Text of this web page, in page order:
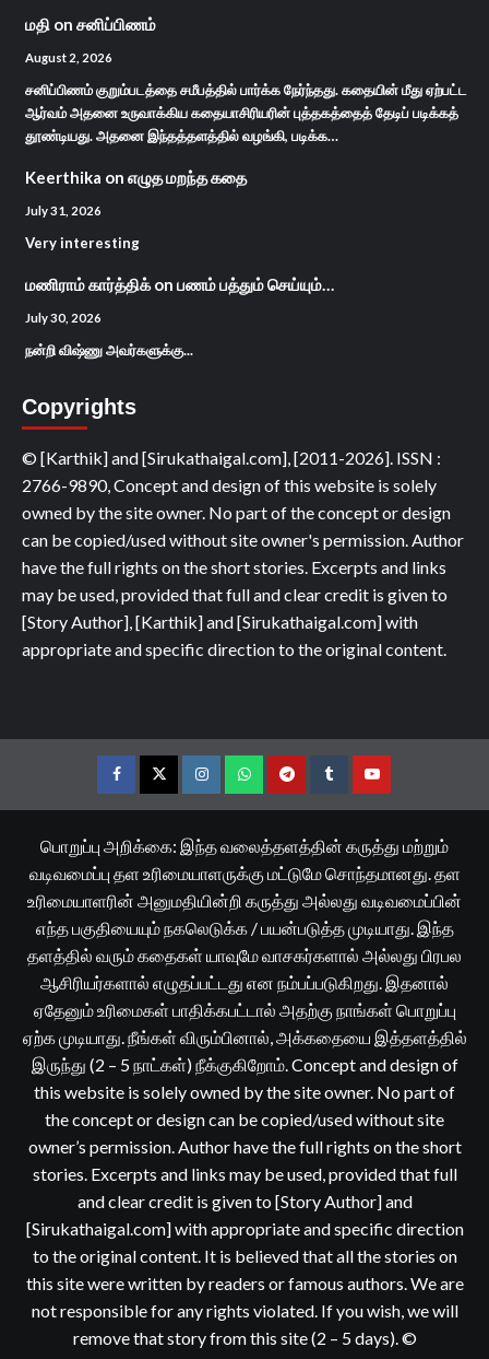
மதி on சனிப்பிணம்
August 2, 2026
சனிப்பிணம் குறும்படத்தை சமீபத்தில் பார்க்க நேர்ந்தது. கதையின் மீது ஏற்பட்ட
ஆர்வம் அதனை உருவாக்கிய கதையாசிரியரின் புத்தகத்தைத் தேடிப் படிக்கத்
தூண்டியது. அதனை இந்தத்தளத்தில் வழங்கி, படிக்க…
Keerthika on எழுத மறந்த கதை
July 31, 2026
Very interesting
மணிராம் கார்த்திக்on பணம் பத்தும் செய்யும்…
July 30, 2026
நன்றி விஷ்ணு அவர்களுக்கு...
Copyrights
© [Karthik] and [Sirukathaigal.com], [2011-2026]. ISSN :
2766-9890, Concept and design of this website is solely
owned by the site owner. No part of the concept or design
can be copied/used without site owner's permission. Author
have the full rights on the short stories. Excerpts and links
may be used, provided that full and clear credit is given to
[Story Author], [Karthik] and [Sirukathaigal.com] with
appropriate and specific direction to the original content.
FacebookTwitterInstagramWhatsappTelegramTumblrYouTube
பொறுப்பு அறிக்கை: இந்த வலைத்தளத்தின் கருத்து மற்றும்
வடிவமைப்பு தள உரிமையாளருக்கு மட்டுமே சொந்தமானது. தள
உரிமையாளரின் அனுமதியின்றி கருத்து அல்லது வடிவமைப்பின்
எந்த பகுதியையும் நகலெடுக்க / பயன்படுத்த முடியாது. இந்த
தளத்தில் வரும் கதைகள் யாவுமே வாசகர்களால் அல்லது பிரபல
ஆசிரியர்களால் எழுதப்பட்டது என நம்பப்படுகிறது. இதனால்
ஏதேனும் உரிமைகள் பாதிக்கபட்டால் அதற்கு நாங்கள் பொறுப்பு
ஏற்க முடியாது. நீங்கள் விரும்பினால், அக்கதையை இத்தளத்தில்
இருந்து (2 – 5 நாட்கள்) நீக்குகிறோம். Concept and design of
this website is solely owned by the site owner. No part of
the concept or design can be copied/used without site
owner’s permission. Author have the full rights on the short
stories. Excerpts and links may be used, provided that full
and clear credit is given to [Story Author] and
[Sirukathaigal.com] with appropriate and specific direction
to the original content. It is believed that all the stories on
this site were written by readers or famous authors. We are
not responsible for any rights violated. If you wish, we will
remove that story from this site (2 – 5 days). ©